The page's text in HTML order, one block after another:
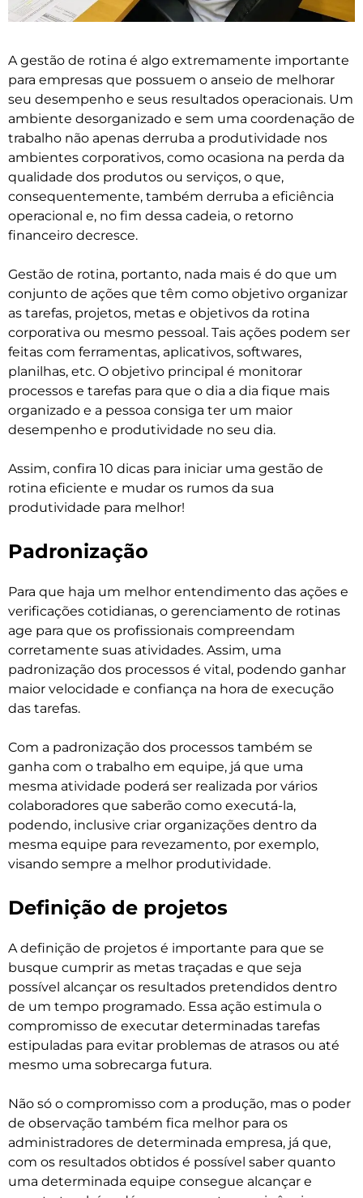
A gestão de rotina é algo extremamente importante
para empresas que possuem o anseio de melhorar
seu desempenho e seus resultados operacionais. Um
ambiente desorganizado e sem uma coordenação de
trabalho não apenas derruba a produtividade nos
ambientes corporativos, como ocasiona na perda da
qualidade dos produtos ou serviços, o que,
consequentemente, também derruba a eficiência
operacional e, no fim dessa cadeia, o retorno
financeiro decresce.
Gestão de rotina, portanto, nada mais é do que um
conjunto de ações que têm como objetivo organizar
as tarefas, projetos, metas e objetivos da rotina
corporativa ou mesmo pessoal. Tais ações podem ser
feitas com ferramentas, aplicativos, softwares,
planilhas, etc. O objetivo principal é monitorar
processos e tarefas para que o dia a dia fique mais
organizado e a pessoa consiga ter um maior
desempenho e produtividade no seu dia.
Assim, confira 10 dicas para iniciar uma gestão de
rotina eficiente e mudar os rumos da sua
produtividade para melhor!
Padronização
Para que haja um melhor entendimento das ações e
verificações cotidianas, o gerenciamento de rotinas
age para que os profissionais compreendam
corretamente suas atividades. Assim, uma
padronização dos processos é vital, podendo ganhar
maior velocidade e confiança na hora de execução
das tarefas.
Com a padronização dos processos também se
ganha com o trabalho em equipe, já que uma
mesma atividade poderá ser realizada por vários
colaboradores que saberão como executá-la,
podendo, inclusive criar organizações dentro da
mesma equipe para revezamento, por exemplo,
visando sempre a melhor produtividade.
Definição de projetos
A definição de projetos é importante para que se
busque cumprir as metas traçadas e que seja
possível alcançar os resultados pretendidos dentro
de um tempo programado. Essa ação estimula o
compromisso de executar determinadas tarefas
estipuladas para evitar problemas de atrasos ou até
mesmo uma sobrecarga futura.
Não só o compromisso com a produção, mas o poder
de observação também fica melhor para os
administradores de determinada empresa, já que,
com os resultados obtidos é possível saber quanto
uma determinada equipe consegue alcançar e